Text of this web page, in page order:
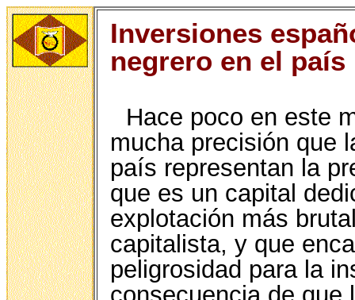
Inversiones
negrero en el país
Hace poco en este
mucha precisión que
país representan la
que es un capital
explotación más
capitalista, y que
peligrosidad para la